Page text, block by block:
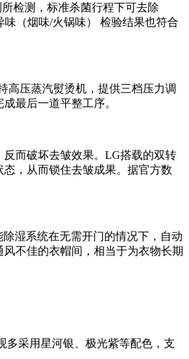
检测，标准杀菌行程下可去除
（烟味/火锅味） 检验结果也符合
高压蒸汽熨烫机，提供三档压力调
最后一道平整工序。
而破坏去皱效果。LG搭载的双转
，从而锁住去皱成果。据官方数
湿系统在无需开门的情况下，自动
不佳的衣帽间，相当于为衣物长期
多采用星河银、极光紫等配色，支